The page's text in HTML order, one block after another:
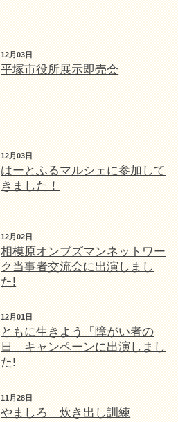
12月03日
平塚市役所展示即売会
12月03日
はーとふるマルシェに参加して
きました！
12月02日
相模原オンブズマンネットワー
ク当事者交流会に出演しまし
た!
12月01日
ともに生きよう「障がい者の
日」キャンペーンに出演しまし
た!
11月28日
やましろ 炊き出し訓練